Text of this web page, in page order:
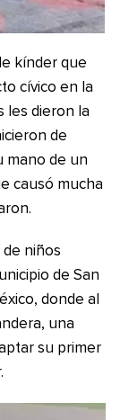
kínder que
cívico en la
les dieron la
de
mano de un
causó mucha
niños
de San
donde al
una
su primer